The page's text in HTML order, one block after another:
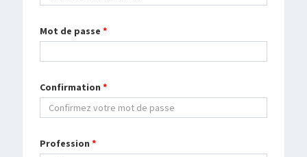
Mot de passe *
Confirmation *
Profession *